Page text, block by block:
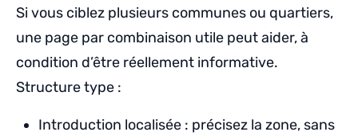
Si vous ciblez plusieurs communes ou quartiers,
une page par combinaison utile peut aider, à
condition d’être réellement informative.
Structure type :
Introduction localisée : précisez la zone, sans